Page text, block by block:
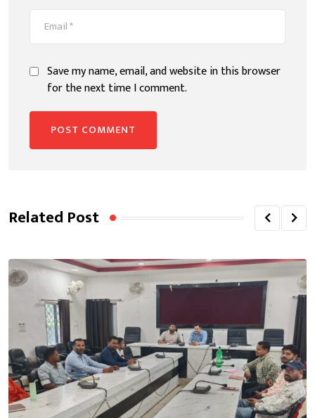
Save my name, email, and website in this browser
for the next time I comment.
Related Post